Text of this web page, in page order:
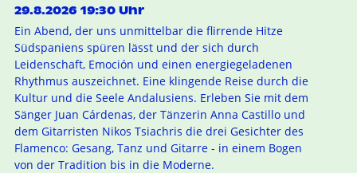
29.8.2026 19:30 Uhr
Ein Abend, der uns unmittelbar die flirrende Hitze
Südspaniens spüren lässt und der sich durch
Leidenschaft, Emoción und einen energiegeladenen
Rhythmus auszeichnet. Eine klingende Reise durch die
Kultur und die Seele Andalusiens. Erleben Sie mit dem
Sänger Juan Cárdenas, der Tänzerin Anna Castillo und
dem Gitarristen Nikos Tsiachris die drei Gesichter des
Flamenco: Gesang, Tanz und Gitarre - in einem Bogen
von der Tradition bis in die Moderne.